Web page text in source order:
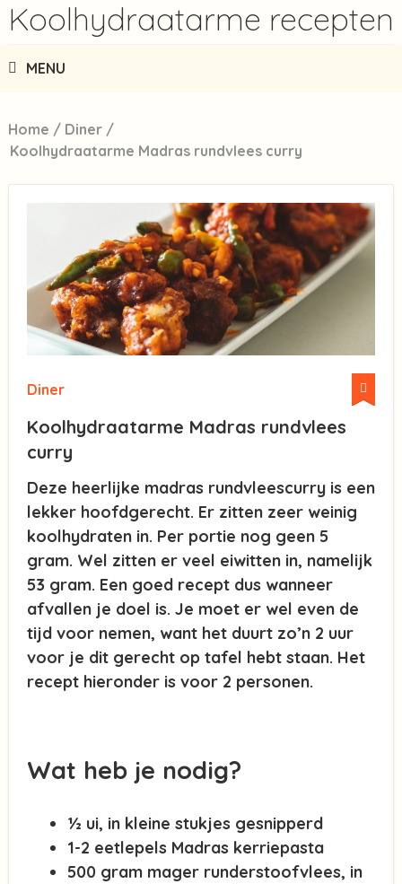
Koolhydraatarme recepten
MENU
Home / Diner /
Koolhydraatarme Madras rundvlees curry
Diner
Koolhydraatarme Madras rundvlees
curry
Deze heerlijke madras rundvleescurry is een
lekker hoofdgerecht. Er zitten zeer weinig
koolhydraten in. Per portie nog geen 5
gram. Wel zitten er veel eiwitten in, namelijk
53 gram. Een goed recept dus wanneer
afvallen je doel is. Je moet er wel even de
tijd voor nemen, want het duurt zo’n 2 uur
voor je dit gerecht op tafel hebt staan. Het
recept hieronder is voor 2 personen.
Wat heb je nodig?
½ ui, in kleine stukjes gesnipperd
1-2 eetlepels Madras kerriepasta
500 gram mager runderstoofvlees, in